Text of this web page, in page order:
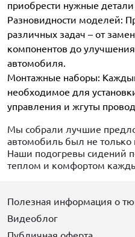
приобрести нужные детали
Разновидности моделей:
различных задач – от
компонентов до
автомобиля.
Монтажные наборы:
необходимое для
управления и жгуты
Мы собрали лучшие
автомобиль был не только
Наши подогревы сидений
теплом и комфортом
Полезная информация о
Видеоблог